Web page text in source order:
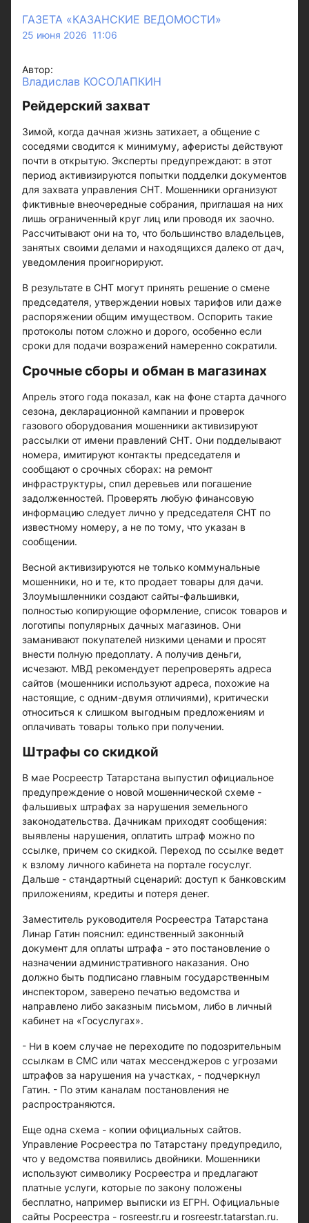
ГАЗЕТА «КАЗАНСКИЕ ВЕДОМОСТИ»
25 июня 2026 11:06
Автор:
Владислав КОСОЛАПКИН
Рейдерский захват
Зимой, когда дачная жизнь затихает, а общение с
соседями сводится к минимуму, аферисты действуют
почти в открытую. Эксперты предупреждают: в этот
период активизируются попытки подделки документов
для захвата управления СНТ. Мошенники организуют
фиктивные внеочередные собрания, приглашая на них
лишь ограниченный круг лиц или проводя их заочно.
Рассчитывают они на то, что большинство владельцев,
занятых своими делами и находящихся далеко от дач,
уведомления проигнорируют.
В результате в СНТ могут принять решение о смене
председателя, утверждении новых тарифов или даже
распоряжении общим имуществом. Оспорить такие
протоколы потом сложно и дорого, особенно если
сроки для подачи возражений намеренно сократили.
Срочные сборы и обман в магазинах
Апрель этого года показал, как на фоне старта дачного
сезона, декларационной кампании и проверок
газового оборудования мошенники активизируют
рассылки от имени правлений СНТ. Они подделывают
номера, имитируют контакты председателя и
сообщают о срочных сборах: на ремонт
инфраструктуры, спил деревьев или погашение
задолженностей. Проверять любую финансовую
информацию следует лично у председателя СНТ по
известному номеру, а не по тому, что указан в
сообщении.
Весной активизируются не только коммунальные
мошенники, но и те, кто продает товары для дачи.
Злоумышленники создают сайты-фальшивки,
полностью копирующие оформление, список товаров и
логотипы популярных дачных магазинов. Они
заманивают покупателей низкими ценами и просят
внести полную предоплату. А получив деньги,
исчезают. МВД рекомендует перепроверять адреса
сайтов (мошенники используют адреса, похожие на
настоящие, с одним-двумя отличиями), критически
относиться к слишком выгодным предложениям и
оплачивать товары только при получении.
Штрафы со скидкой
В мае Росреестр Татарстана выпустил официальное
предупреждение о новой мошеннической схеме -
фальшивых штрафах за нарушения земельного
законодательства. Дачникам приходят сообщения:
выявлены нарушения, оплатить штраф можно по
ссылке, причем со скидкой. Переход по ссылке ведет
к взлому личного кабинета на портале госуслуг.
Дальше - стандартный сценарий: доступ к банковским
приложениям, кредиты и потеря денег.
Заместитель руководителя Росреестра Татарстана
Линар Гатин пояснил: единственный законный
документ для оплаты штрафа - это постановление о
назначении административного наказания. Оно
должно быть подписано главным государственным
инспектором, заверено печатью ведомства и
направлено либо заказным письмом, либо в личный
кабинет на «Госуслугах».
- Ни в коем случае не переходите по подозрительным
ссылкам в СМС или чатах мессенджеров с угрозами
штрафов за нарушения на участках, - подчеркнул
Гатин. - По этим каналам постановления не
распространяются.
Еще одна схема - копии официальных сайтов.
Управление Росреестра по Татарстану предупредило,
что у ведомства появились двойники. Мошенники
используют символику Росреестра и предлагают
платные услуги, которые по закону положены
бесплатно, например выписки из ЕГРН. Официальные
сайты Росреестра - rosreestr.ru и rosreestr.tatarstan.ru.